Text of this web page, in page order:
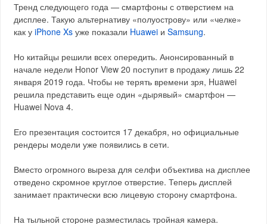
Тренд следующего года — смартфоны с отверстием на
дисплее. Такую альтернативу «полуострову» или «челке»
как уiPhone Xs уже показали Huawei иSamsung.
Но китайцы решили всех опередить. Анонсированный в
начале недели Honor View 20 поступит в продажу лишь 22
января 2019 года. Чтобы не терять времени зря, Huawei
решила представить еще один «дырявый» смартфон —
Huawei Nova 4.
Его презентация состоится 17 декабря, но официальные
рендеры модели уже появились в сети.
Вместо огромного выреза для селфи объектива на дисплее
отведено скромное круглое отверстие. Теперь дисплей
занимает практически всю лицевую сторону смартфона.
На тыльной стороне разместилась тройная камера.